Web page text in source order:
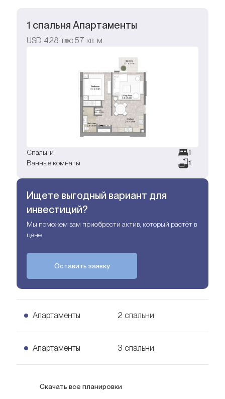
1 спальня Апартаменты
USD 428 тыс.57 кв. м.
Спальни
1
Ванные комнаты
1
Ищете выгодный вариант для
инвестиций?
Мы поможем вам приобрести актив, который растёт в
цене
Оставить заявку
Апартаменты 2 спальни
2 спальни Апартаменты
Узнать цену125 кв. м.
Апартаменты 3 спальни
3 спальни Апартаменты
Скачать все планировки